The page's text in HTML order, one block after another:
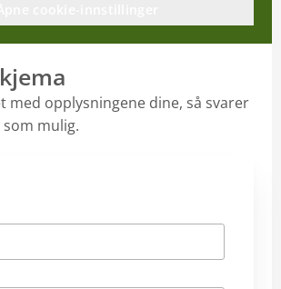
cookie-innstillinger
med opplysningene dine, så svarer
mulig.